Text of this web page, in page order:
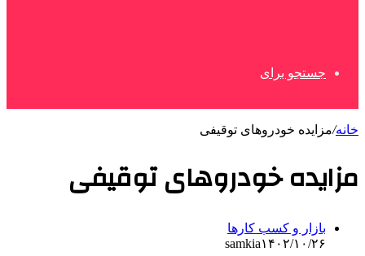
جستجو برای
خانه/مزایده خودروهای توقیفی
مزایده خودروهای توقیفی
بازار و کسب کارها
samkia۱۴۰۲/۱۰/۲۶